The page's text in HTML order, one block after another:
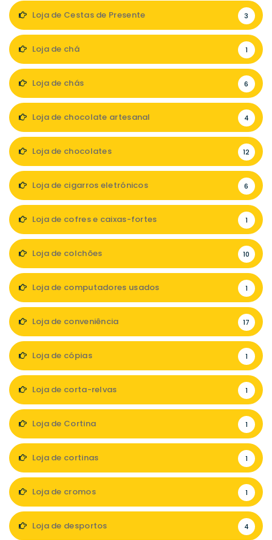
Loja de Cestas de Presente 3
Loja de chá 1
Loja de chás 6
Loja de chocolate artesanal 4
Loja de chocolates 12
Loja de cigarros eletrónicos 6
Loja de cofres e caixas-fortes 1
Loja de colchões 10
Loja de computadores usados 1
Loja de conveniência 17
Loja de cópias 1
Loja de corta-relvas 1
Loja de Cortina 1
Loja de cortinas 1
Loja de cromos 1
Loja de desportos 4